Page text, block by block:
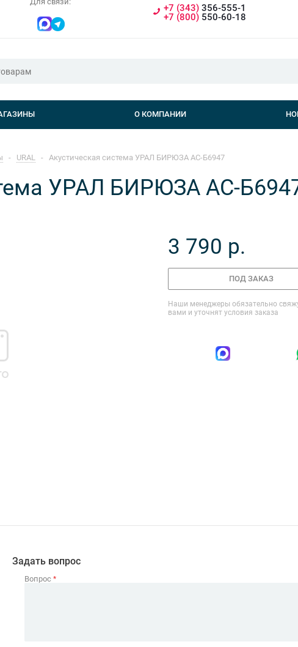
+7 (343) 356-555-1
+7 (800) 550-60-18
О КОМПАНИИ
- URAL - Акустическая система УРАЛ БИРЮЗА АС-Б6947
УРАЛ БИРЮЗА АС-
3 790 р.
ПОД ЗАКАЗ
Наши менеджеры обязательно
вами и уточнят условия заказа
Задать вопрос
Вопрос*